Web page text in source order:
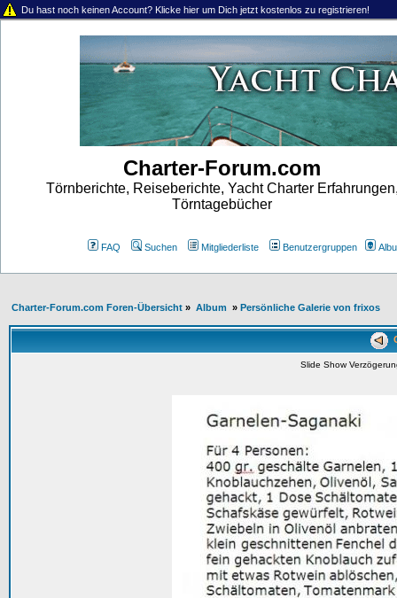
Du hast noch keinen Account? Klicke hier um Dich jetzt kostenlos zu registrieren!
Charter-Forum.com
Törnberichte, Reiseberichte, Yacht Charter
Törntagebücher
FAQ Suchen Mitgliederliste Benutzergruppen
Charter-Forum.com Foren-Übersicht » Album » Persönliche Galerie von frixos
Slide Show